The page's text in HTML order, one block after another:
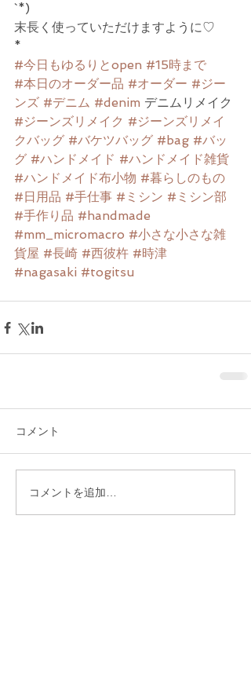
`*)
末長く使っていただけますように♡
*
#今日もゆるりとopen #15時まで
#本日のオーダー品 #オーダー #ジー
ンズ #デニム #denim デニムリメイク
#ジーンズリメイク #ジーンズリメイ
クバッグ #バケツバッグ #bag #バッ
グ #ハンドメイド #ハンドメイド雑貨
#ハンドメイド布小物 #暮らしのもの
#日用品 #手仕事 #ミシン #ミシン部
#手作り品 #handmade
#mm_micromacro #小さな小さな雑
貨屋 #長崎 #西彼杵 #時津
#nagasaki #togitsu
コメント
コメントを追加…